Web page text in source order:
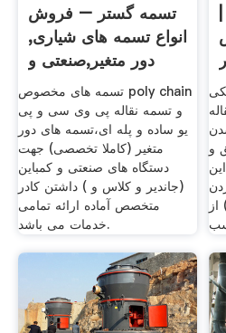
تسمه گستر – فروش
انواع تسمه های شیاری,
دور متغیر,صنعتی و
تسمه های مخصوص poly chain
و تسمه نقاله پی وی سی و پی
یو ساده و پله ای،تسمه های دور
متغیر (کاملا تخصصی) جهت
دستگاه های صنعتی و کمباین
(جاندیر و کلاس و ) داشتن کادر
متخصص آماده ارائه تمامی
خدمات می باشد.
و